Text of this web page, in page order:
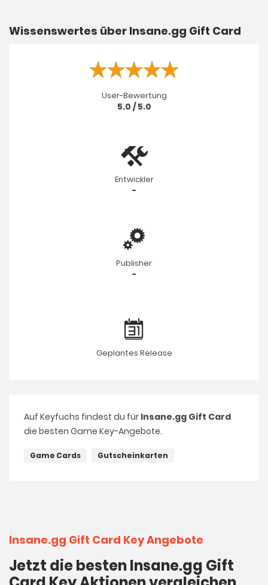
Wissenswertes über Insane.gg Gift Card
User-Bewertung
5.0 / 5.0
Entwickler
-
Publisher
-
Geplantes Release
Auf Keyfuchs findest du für Insane.gg Gift Card
die besten Game Key-Angebote.
Game Cards Gutscheinkarten
Insane.gg Gift Card Key Angebote
Jetzt die besten Insane.gg Gift